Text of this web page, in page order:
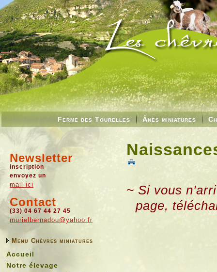
Ferme des Tourelles Ânes miniatures
Newsletter
inscription
envoyez un
mail ici
Contact
(33) 04 67 44 27 45
murielbernadou@yahoo.fr
Menu Chèvres miniatures
Accueil
Notre élevage
~ Si vous
page,